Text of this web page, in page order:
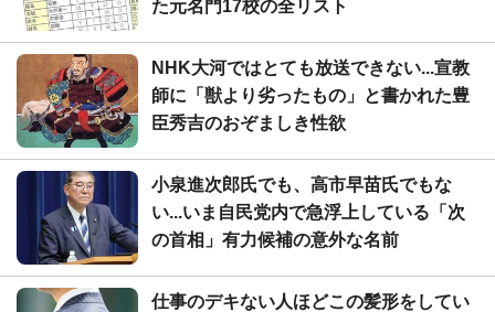
た元名門17校の全リスト
NHK大河ではとても放送できない...宣教
師に「獣より劣ったもの」と書かれた豊
臣秀吉のおぞましき性欲
小泉進次郎氏でも、高市早苗氏でもな
い...いま自民党内で急浮上している「次
の首相」有力候補の意外な名前
仕事のデキない人ほどこの髪形をしてい